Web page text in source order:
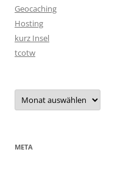
Geocaching
Hosting
kurz Insel
tcotw
Archiv
META